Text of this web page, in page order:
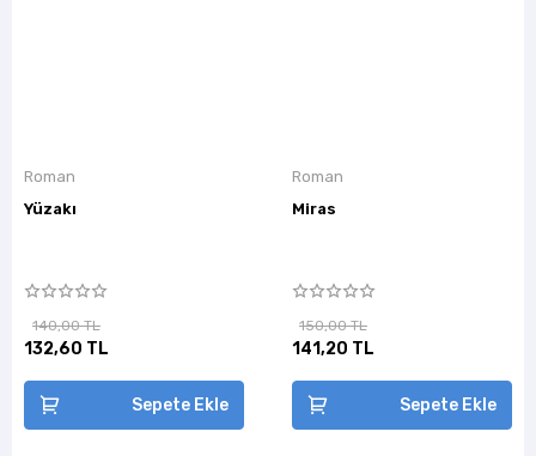
Roman
Yüzakı
140,00 TL
132,60 TL
Sepete Ekle
Roman
Miras
150,00 TL
141,20 TL
Sepete Ekle